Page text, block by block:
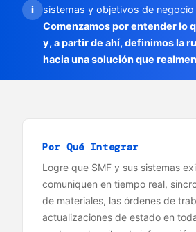
i
sistemas y objetivos de
Comenzamos por entender lo
y, a partir de ahí, definimos la
hacia una solución que
Por Qué Integrar
Logre que SMF y sus sistemas
comuniquen en tiempo real,
de materiales, las órdenes de
actualizaciones de estado en